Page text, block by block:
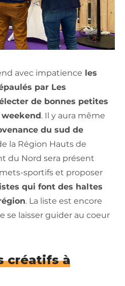
avec impatience les
par Les
de bonnes petites
. Il y aura même
du sud de
la Région Hauts de
du Nord sera présent
sportifs et proposer
qui font des haltes
. La liste est encore
se laisser guider au coeur
créatifs à